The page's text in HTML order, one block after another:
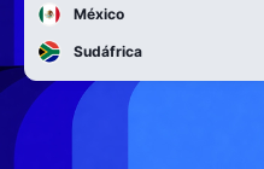
México
Sudáfrica